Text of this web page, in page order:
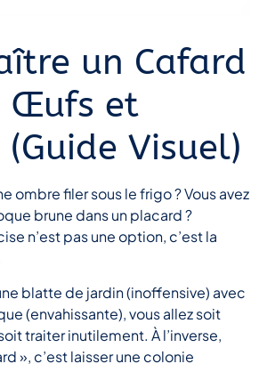
un Cafard
Œufs et
(Guide Visuel)
ombre filer sous le frigo ? Vous avez
brune dans un placard ?
n’est pas une option, c’est la
blatte de jardin (inoffensive) avec
(envahissante), vous allez soit
traiter inutilement. À l’inverse,
», c’est laisser une colonie